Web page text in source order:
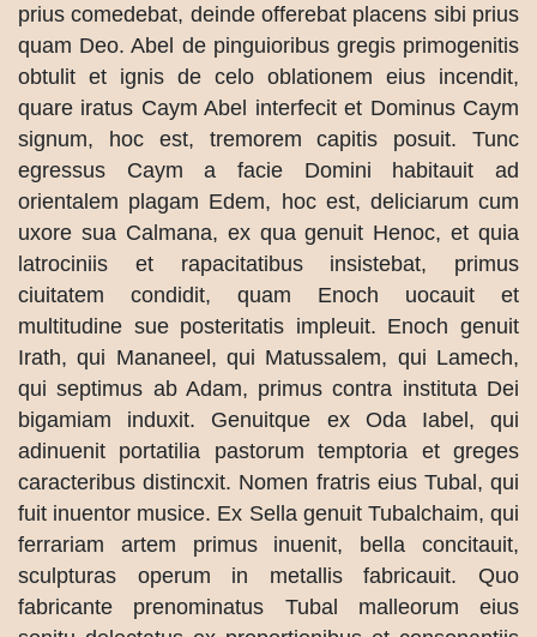
prius comedebat, deinde offerebat placens sibi prius
quam Deo. Abel de pinguioribus gregis primogenitis
obtulit et ignis de celo oblationem eius incendit,
quare iratus Caym Abel interfecit et Dominus Caym
signum, hoc est, tremorem capitis posuit. Tunc
egressus Caym a facie Domini habitauit ad
orientalem plagam Edem, hoc est, deliciarum cum
uxore sua Calmana, ex qua genuit Henoc, et quia
latrociniis et rapacitatibus insistebat, primus
ciuitatem condidit, quam Enoch uocauit et
multitudine sue posteritatis impleuit. Enoch genuit
Irath, qui Mananeel, qui Matussalem, qui Lamech,
qui septimus ab Adam, primus contra instituta Dei
bigamiam induxit. Genuitque ex Oda Iabel, qui
adinuenit portatilia pastorum temptoria et greges
caracteribus distincxit. Nomen fratris eius Tubal, qui
fuit inuentor musice. Ex Sella genuit Tubalchaim, qui
ferrariam artem primus inuenit, bella concitauit,
sculpturas operum in metallis fabricauit. Quo
fabricante prenominatus Tubal malleorum eius